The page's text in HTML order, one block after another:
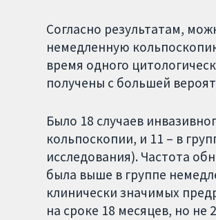
Согласно результатам,
немедленную
время одного
получены с большей
Было 18 случаев
кольпоскопии, и 11 – в
исследования). Частота
была выше в группе
клинически значимых
на сроке 18 месяцев, но не